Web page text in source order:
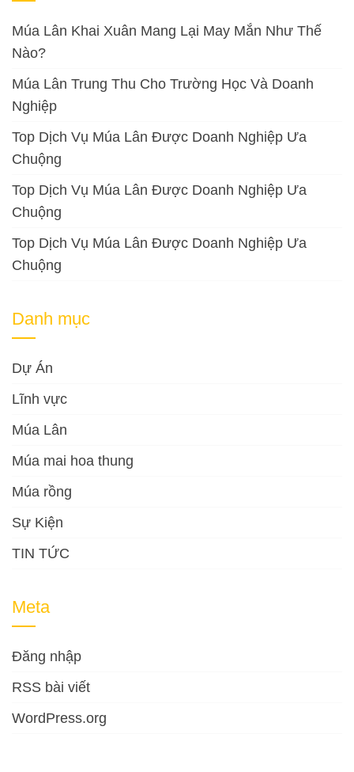
Múa Lân Khai Xuân Mang Lại May Mắn Như Thế
Nào?
Múa Lân Trung Thu Cho Trường Học Và Doanh
Nghiệp
Top Dịch Vụ Múa Lân Được Doanh Nghiệp Ưa
Chuộng
Top Dịch Vụ Múa Lân Được Doanh Nghiệp Ưa
Chuộng
Top Dịch Vụ Múa Lân Được Doanh Nghiệp Ưa
Chuộng
Danh mục
Dự Án
Lĩnh vực
Múa Lân
Múa mai hoa thung
Múa rồng
Sự Kiện
TIN TỨC
Meta
Đăng nhập
RSS bài viết
WordPress.org